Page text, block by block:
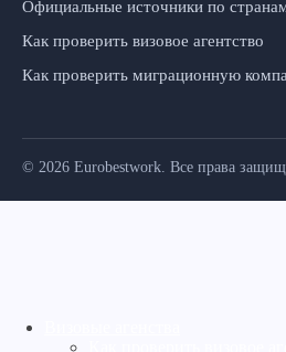
Официальные источники по
Как проверить визовое агентство
Как проверить миграционную
© 2026 Eurobestwork. Все права